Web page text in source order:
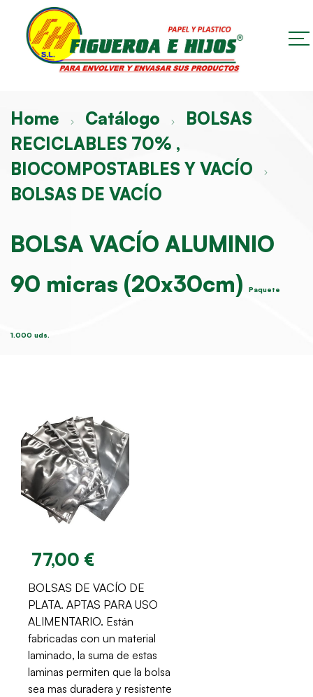
Home Catálogo
BOLSAS
RECICLABLES 70% ,
BIOCOMPOSTABLES Y VACÍO
BOLSAS DE VACÍO
BOLSA VACÍO ALUMINIO
90 micras (20x30cm)
Paquete
1.000 uds.
77,00 €
BOLSAS DE VACÍO DE
PLATA. APTAS PARA USO
ALIMENTARIO. Están
fabricadas con un material
laminado, la suma de estas
laminas permiten que la bolsa
sea mas duradera y resistente